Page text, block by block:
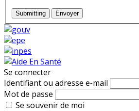
Submitting Envoyer
Se connecter
Identifiant ou adresse e-mail
Mot de passe
Se souvenir de moi